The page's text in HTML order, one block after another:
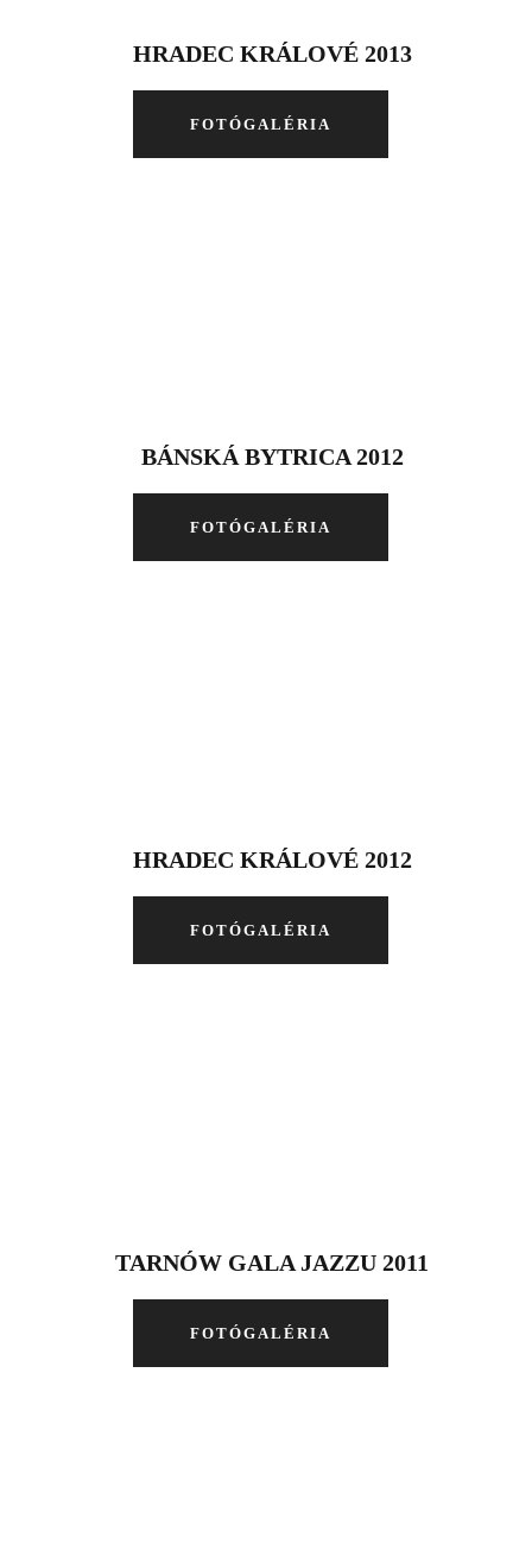
HRADEC KRÁLOVÉ 2013
FOTÓGALÉRIA
BÁNSKÁ BYTRICA 2012
FOTÓGALÉRIA
HRADEC KRÁLOVÉ 2012
FOTÓGALÉRIA
TARNÓW GALA JAZZU 2011
FOTÓGALÉRIA